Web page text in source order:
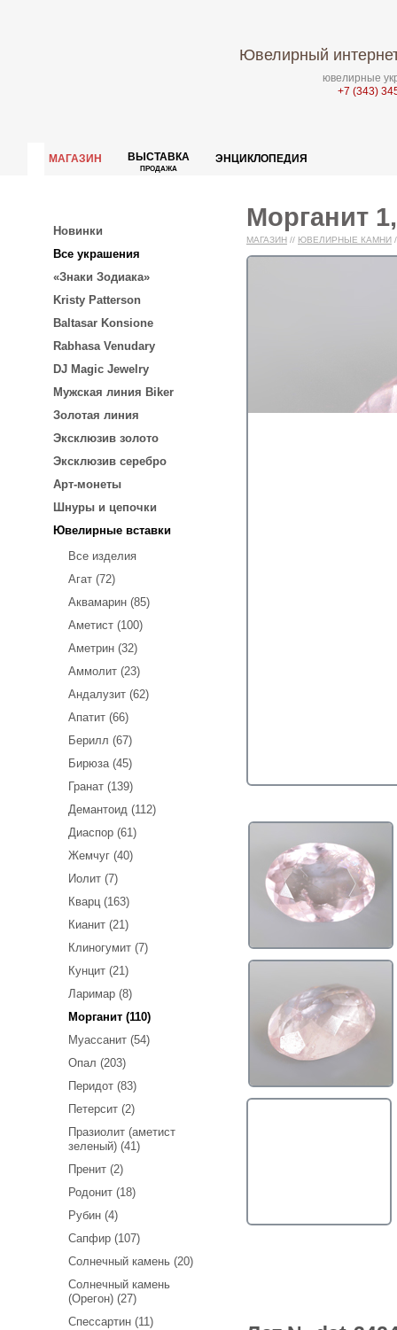
Ювелирный
ювелирные
+7 (343)
МАГАЗИН ВЫСТАВКА
ПРОДАЖА
ЭНЦИКЛОПЕДИЯ
Новинки
Все украшения
«Знаки Зодиака»
Kristy Patterson
Baltasar Konsione
Rabhasa Venudary
DJ Magic Jewelry
Мужская линия Biker
Золотая линия
Эксклюзив золото
Эксклюзив серебро
Арт-монеты
Шнуры и цепочки
Ювелирные вставки
Все изделия
Агат (72)
Аквамарин (85)
Аметист (100)
Аметрин (32)
Аммолит (23)
Андалузит (62)
Апатит (66)
Берилл (67)
Бирюза (45)
Гранат (139)
Демантоид (112)
Диаспор (61)
Жемчуг (40)
Иолит (7)
Кварц (163)
Кианит (21)
Клиногумит (7)
Кунцит (21)
Ларимар (8)
Морганит (110)
Муассанит (54)
Опал (203)
Перидот (83)
Петерсит (2)
Празиолит (аметист
зеленый) (41)
Пренит (2)
Родонит (18)
Рубин (4)
Сапфир (107)
Солнечный камень (20)
Солнечный камень
(Орегон) (27)
Спессартин (11)
Морганит
МАГАЗИН // ЮВЕЛИРНЫЕ КАМНИ